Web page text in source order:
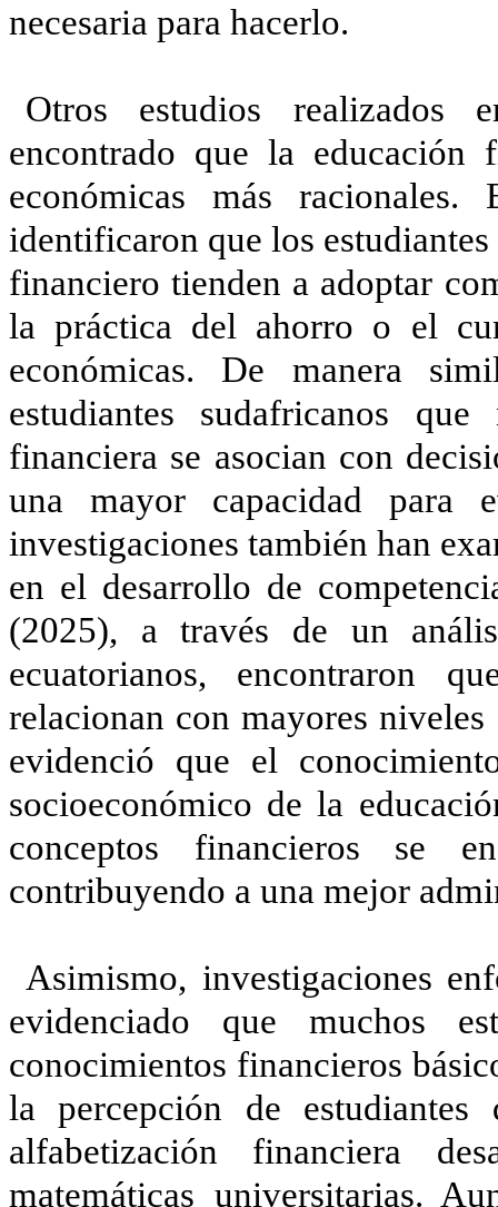
necesaria para hacerlo.
Otros estudios realizados
encontrado que la educación
económicas más
identificaron que los
financiero tienden a adoptar
la práctica del ahorro o el
económicas. De manera
estudiantes sudafricanos
financiera se asocian con
una mayor capacidad para
investigaciones también han
en el desarrollo de
(2025), a través de un
ecuatorianos, encontraron
relacionan con mayores
evidenció que el
socioeconómico de la
conceptos financieros se
contribuyendo a una mejor
Asimismo, investigaciones
evidenciado que muchos
conocimientos financieros
la percepción de
alfabetización financiera
matemáticas universitarias.